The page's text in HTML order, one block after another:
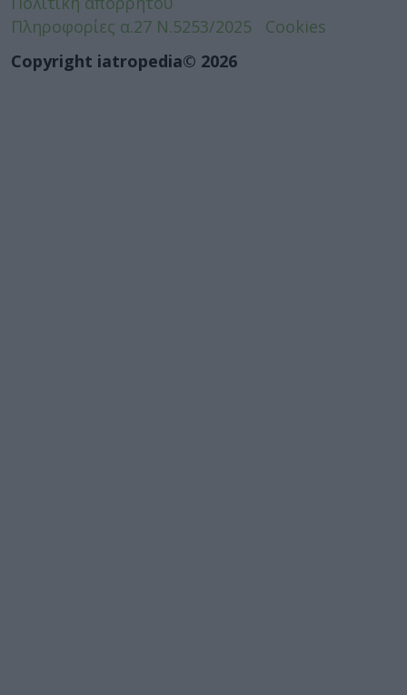
Πληροφορίες α.27 Ν.5253/2025
Cookies
Copyright iatropedia© 2026